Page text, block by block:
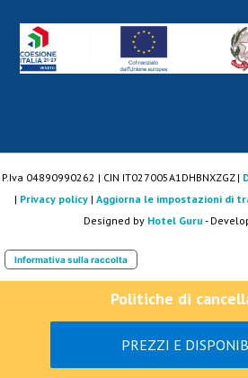
Politiche di
PREZZI E
P.Iva 04890990262 | CIN IT027005A1DHBNXZGZ |
| Privacy policy | Aggiorna le impostazioni di
Designed by Hotel Guru -
Informativa sulla raccolta